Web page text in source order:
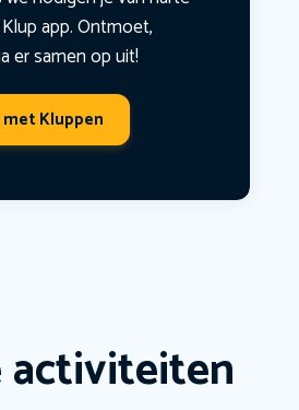
app. Ontmoet,
er samen op uit!
Kluppen
activiteiten